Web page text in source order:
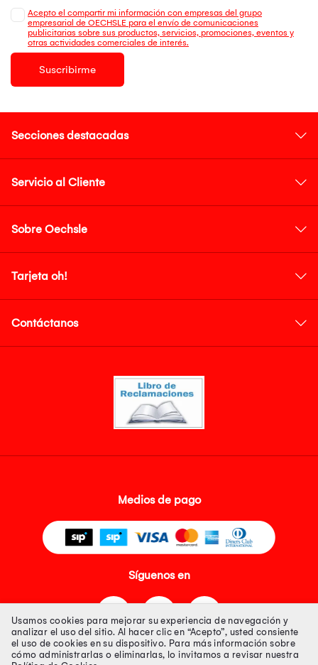
Acepto el compartir mi información con empresas del grupo
empresarial de OECHSLE para el envío de comunicaciones
publicitarias sobre sus productos, servicios, promociones, eventos y
otras actividades comerciales de interés.
Suscribirme
Secciones destacadas
Servicio al Cliente
Sobre Oechsle
Tarjeta oh!
Contáctanos
Medios de pago
Síguenos en
Usamos cookies para mejorar su experiencia de navegación y
analizar el uso del sitio. Al hacer clic en “Acepto”, usted consiente
el uso de cookies en su dispositivo. Para más información sobre
cómo administrarlas o eliminarlas, lo invitamos a revisar nuestra